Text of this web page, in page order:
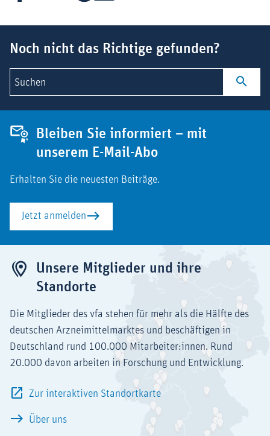
Noch nicht das Richtige gefunden?
Suchen
Bleiben Sie informiert – mit
unserem E-Mail-Abo
Erhalten Sie die neuesten Beiträge.
Jetzt anmelden
Unsere Mitglieder und ihre
Standorte
Die Mitglieder des vfa stehen für mehr als die Hälfte des
deutschen Arzneimittelmarktes und beschäftigen in
Deutschland rund 100.000 Mitarbeiter:innen. Rund
20.000 davon arbeiten in Forschung und Entwicklung.
Zur interaktiven Standortkarte
Über uns